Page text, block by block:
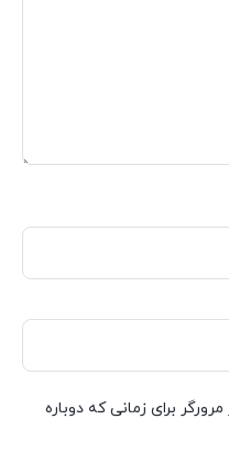
برای زمانی که دوباره